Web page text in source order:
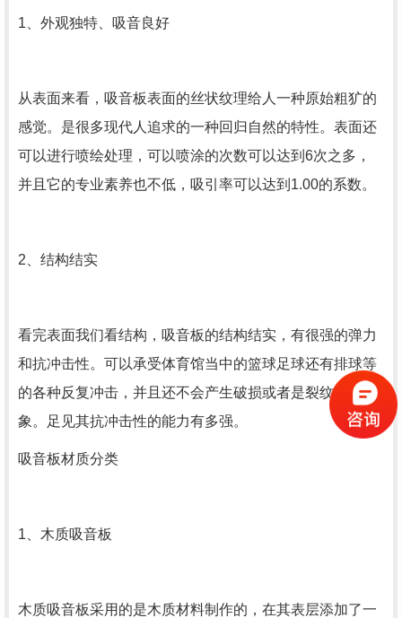
1、外观独特、吸音良好
从表面来看，吸音板表面的丝状纹理给人一种原始粗犷的
感觉。是很多现代人追求的一种回归自然的特性。表面还
可以进行喷绘处理，可以喷涂的次数可以达到6次之多，
并且它的专业素养也不低，吸引率可以达到1.00的系数。
2、结构结实
看完表面我们看结构，吸音板的结构结实，有很强的弹力
和抗冲击性。可以承受体育馆当中的篮球足球还有排球等
的各种反复冲击，并且还不会产生破损或者是裂纹等现
象。足见其抗冲击性的能力有多强。
吸音板材质分类
1、木质吸音板
木质吸音板采用的是木质材料制作的，在其表层添加了一